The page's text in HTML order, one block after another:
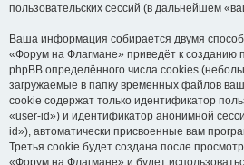
пользовательских сессий (в дальнейшем
Ваша информация собирается двумя
«Форум на Флагмане» приведёт к созданию
phpBB определённого числа cookies
загружаемые в папку временных файлов
cookie содержат только идентификатор
«user-id») и идентификатор анонимной
id»), автоматически присвоенные вам
Третья cookie будет создана после
«Форум на Флагмане» и будет